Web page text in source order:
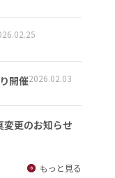
開催2026.02.03
変更のお知らせ
もっと見る